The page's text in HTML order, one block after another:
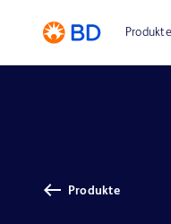
Produkte
Produkte